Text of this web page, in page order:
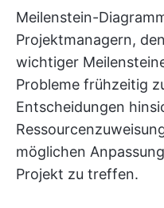
Meilenstein-
Projektmanagern,
wichtiger
Probleme frühzeitig
Entscheidungen
möglichen
Projekt zu treffen.